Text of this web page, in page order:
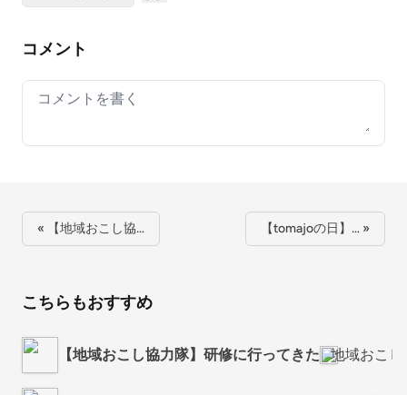
コメント
Your comment
« 【地域おこし協… 【tomajoの日】… »
こちらもおすすめ
【地域おこし協力隊】研修に行ってきた 地域おこ